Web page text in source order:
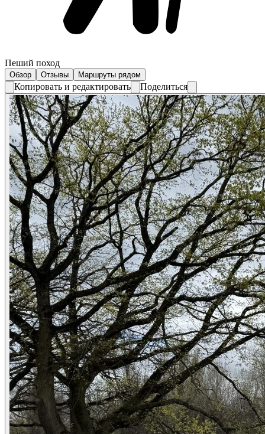
Пеший поход
Обзор Отзывы Маршруты рядом
Копировать и редактировать Поделиться